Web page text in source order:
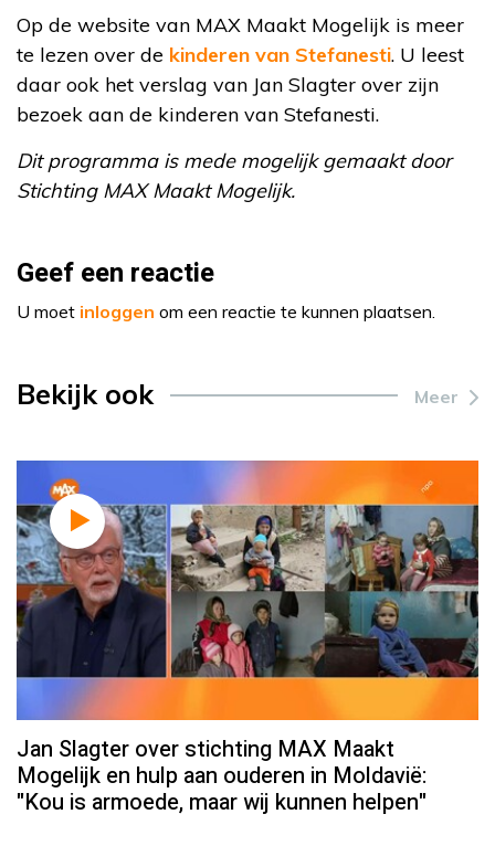
Op de website van MAX Maakt Mogelijk is meer
te lezen over de kinderen van Stefanesti. U leest
daar ook het verslag van Jan Slagter over zijn
bezoek aan de kinderen van Stefanesti.
Dit programma is mede mogelijk gemaakt door
Stichting MAX Maakt Mogelijk.
Geef een reactie
U moet inloggen om een reactie te kunnen plaatsen.
Bekijk ook Meer
Jan Slagter over stichting MAX Maakt
Mogelijk en hulp aan ouderen in Moldavië:
"Kou is armoede, maar wij kunnen helpen"